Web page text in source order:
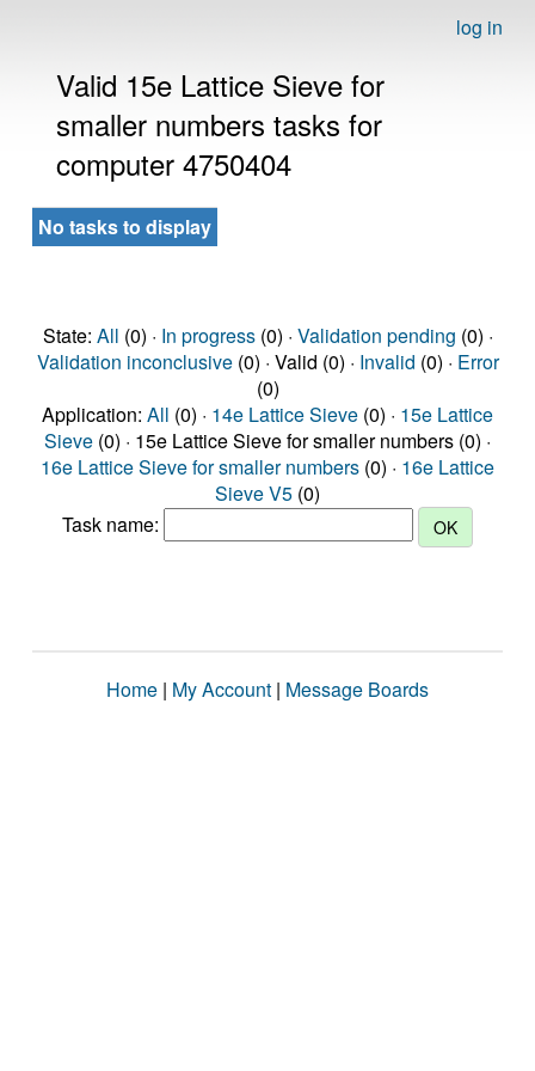
log in
Valid 15e Lattice Sieve for
smaller numbers tasks for
computer 4750404
No tasks to display
State: All (0) · In progress(0) · Validation pending (0) ·
Validation inconclusive(0) · Valid (0) · Invalid (0) · Error
(0)
Application: All (0) · 14e Lattice Sieve (0) · 15e Lattice
Sieve (0) · 15e Lattice Sieve for smaller numbers (0) ·
16e Lattice Sieve for smaller numbers (0) · 16e Lattice
Sieve V5 (0)
Task name:
Home | My Account | Message Boards